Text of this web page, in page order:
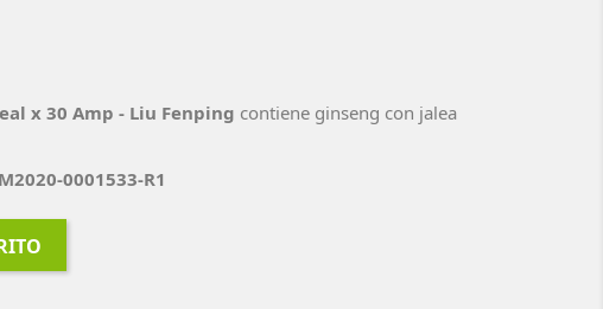
x 30 Amp - Liu Fenping contiene ginseng con jalea
0001533-R1